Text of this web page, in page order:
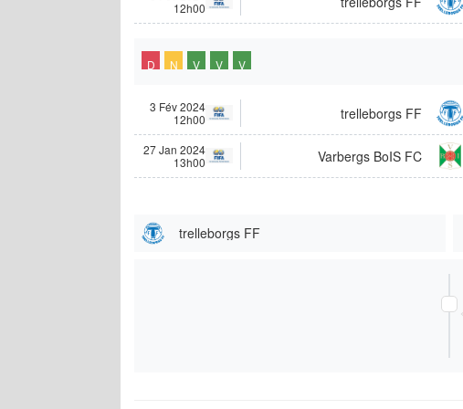
12h00
D N V V V
3 Fév 2024
12h00
trelleborgs FF
27 Jan 2024
13h00
Varbergs BoIS FC
trelleborgs FF